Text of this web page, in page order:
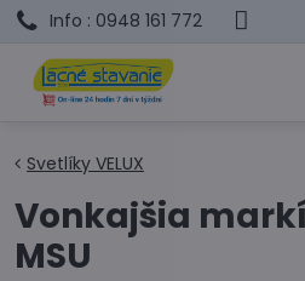
Info : 0948 161 772
Svetlíky VELUX
Vonkajšia
MSU